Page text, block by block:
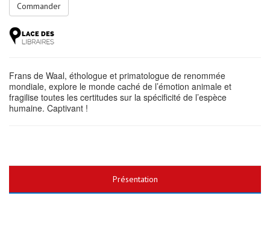
Commander
Frans de Waal, éthologue et primatologue de renommée
mondiale, explore le monde caché de l’émotion animale et
fragilise toutes les certitudes sur la spécificité de l’espèce
humaine. Captivant !
Présentation